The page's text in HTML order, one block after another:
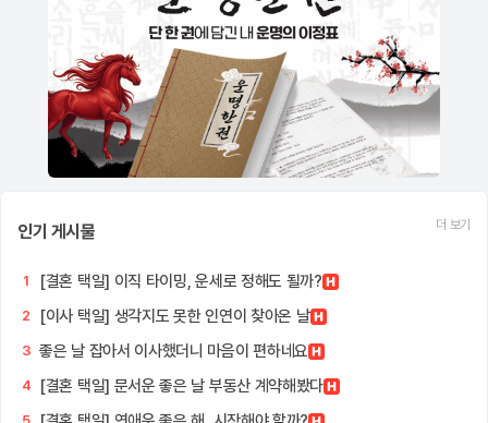
인기 게시물 더 보기
1 [결혼 택일] 이직 타이밍, 운세로 정해도 될까?
2 [이사 택일] 생각지도 못한 인연이 찾아온 날
3 좋은 날 잡아서 이사했더니 마음이 편하네요
4 [결혼 택일] 문서운 좋은 날 부동산 계약해봤다